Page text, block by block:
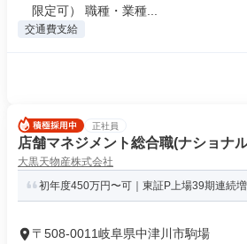
限定可） 職種・業種...
交通費支給
正社員
店舗マネジメント総合職(ナショナ
大黒天物産株式会社
初年度450万円〜可｜東証P上場39期連続
〒508-0011岐阜県中津川市駒場